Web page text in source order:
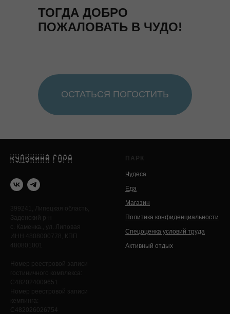
ТОГДА ДОБРО
ПОЖАЛОВАТЬ В ЧУДО!
ОСТАТЬСЯ ПОГОСТИТЬ
399241, Липецкая область,
Задонский р-н
с. Каменка., ул. Липовая
ИНН 4808000778, КПП
480801001
Номер реестровой записи
гостиничного комплекса:
С482024009651
Номер реестровой записи
кемпинга:
С482026026754
ПАРК
Чудеса
Еда
Магазин
Политика конфиденциальности
Спецоценка условий труда
Активный отдых